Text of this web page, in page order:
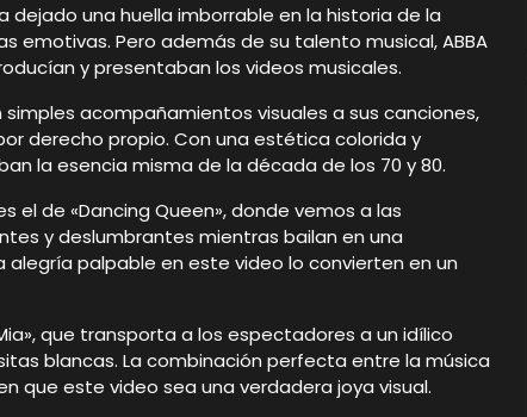
dejado una huella imborrable en la historia de la
emotivas. Pero además de su talento musical, ABBA
y presentaban los videos musicales.
simples acompañamientos visuales a sus canciones,
derecho propio. Con una estética colorida y
la esencia misma de la década de los 70 y 80.
el de «Dancing Queen», donde vemos a las
y deslumbrantes mientras bailan en una
palpable en este video lo convierten en un
que transporta a los espectadores a un idílico
blancas. La combinación perfecta entre la música
que este video sea una verdadera joya visual.